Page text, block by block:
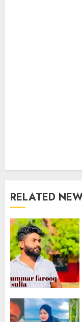
RELATED